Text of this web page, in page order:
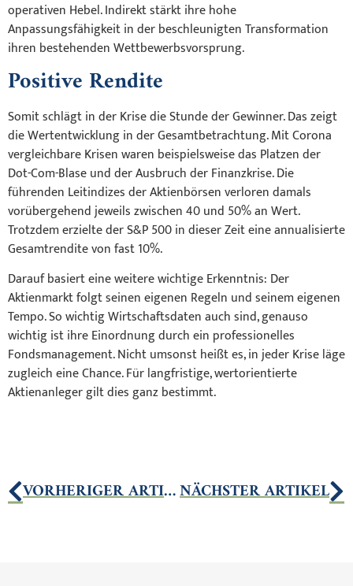
operativen Hebel. Indirekt stärkt ihre hohe
Anpassungsfähigkeit in der beschleunigten Transformation
ihren bestehenden Wettbewerbsvorsprung.
Positive Rendite
Somit schlägt in der Krise die Stunde der Gewinner. Das zeigt
die Wertentwicklung in der Gesamtbetrachtung. Mit Corona
vergleichbare Krisen waren beispielsweise das Platzen der
Dot-Com-Blase und der Ausbruch der Finanzkrise. Die
führenden Leitindizes der Aktienbörsen verloren damals
vorübergehend jeweils zwischen 40 und 50% an Wert.
Trotzdem erzielte der S&P 500 in dieser Zeit eine annualisierte
Gesamtrendite von fast 10%.
Darauf basiert eine weitere wichtige Erkenntnis: Der
Aktienmarkt folgt seinen eigenen Regeln und seinem eigenen
Tempo. So wichtig Wirtschaftsdaten auch sind, genauso
wichtig ist ihre Einordnung durch ein professionelles
Fondsmanagement. Nicht umsonst heißt es, in jeder Krise läge
zugleich eine Chance. Für langfristige, wertorientierte
Aktienanleger gilt dies ganz bestimmt.
VORHERIGER ARTIKELNÄCHSTER ARTIKEL